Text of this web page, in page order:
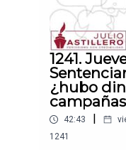
1241.
¿hubo
42:43 |
1241